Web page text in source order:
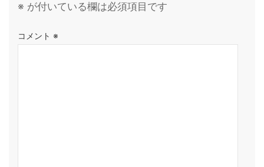
※ が付いている欄は必須項目です
コメント ※